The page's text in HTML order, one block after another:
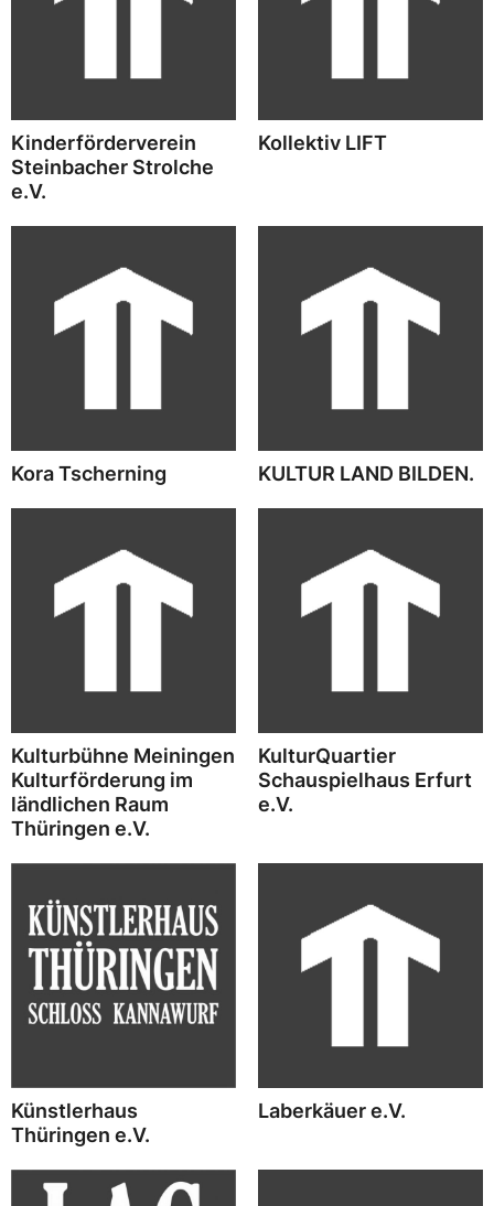
Kinderförderverein
Steinbacher Strolche
e.V.
Kollektiv LIFT
Kora Tscherning KULTUR LAND BILDEN.
Kulturbühne Meiningen
Kulturförderung im
ländlichen Raum
Thüringen e.V.
KulturQuartier
Schauspielhaus Erfurt
e.V.
Künstlerhaus
Thüringen e.V.
Laberkäuer e.V.